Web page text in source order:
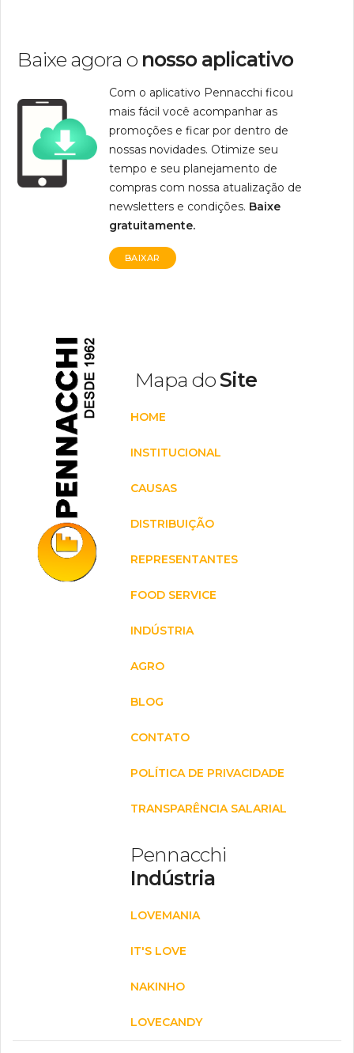
Baixe agora o nosso aplicativo
Com o aplicativo Pennacchi ficou
mais fácil você acompanhar as
promoções e ficar por dentro de
nossas novidades. Otimize seu
tempo e seu planejamento de
compras com nossa atualização de
newsletters e condições. Baixe
gratuitamente.
BAIXAR
Mapa doSite
HOME
INSTITUCIONAL
CAUSAS
DISTRIBUIÇÃO
REPRESENTANTES
FOOD SERVICE
INDÚSTRIA
AGRO
BLOG
CONTATO
POLÍTICA DE PRIVACIDADE
TRANSPARÊNCIA SALARIAL
Pennacchi
Indústria
LOVEMANIA
IT'S LOVE
NAKINHO
LOVECANDY